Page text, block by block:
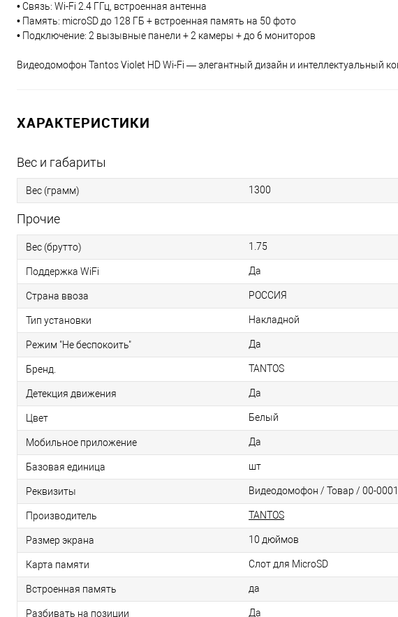
• Связь: Wi-Fi 2.4 ГГц, встроенная антенна
• Память: microSD до 128 ГБ + встроенная память на 50 фото
• Подключение: 2 вызывные панели + 2 камеры + до 6 мониторов
Видеодомофон Tantos Violet HD Wi-Fi — элегантный дизайн и интеллектуальный
ХАРАКТЕРИСТИКИ
Вес и габариты
Вес (грамм) 1300
Прочие
Вес (брутто) 1.75
Поддержка WiFi Да
Страна ввоза РОССИЯ
Тип установки Накладной
Режим "Не беспокоить" Да
Бренд. TANTOS
Детекция движения Да
Цвет Белый
Мобильное приложение Да
Базовая единица шт
Реквизиты Видеодомофон / Товар / 00-
Производитель TANTOS
Размер экрана 10 дюймов
Карта памяти Слот для MicroSD
Встроенная память да
Разбивать на позиции Да